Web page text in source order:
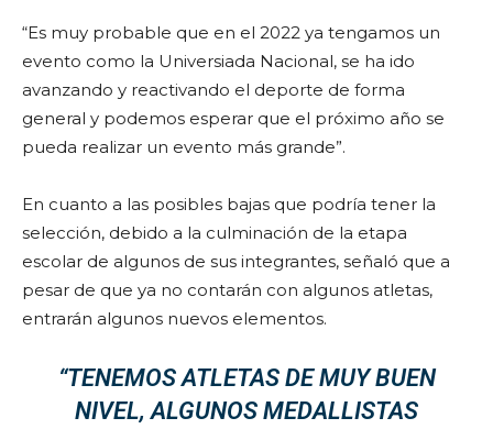
“Es muy probable que en el 2022 ya tengamos un
evento como la Universiada Nacional, se ha ido
avanzando y reactivando el deporte de forma
general y podemos esperar que el próximo año se
pueda realizar un evento más grande”.
En cuanto a las posibles bajas que podría tener la
selección, debido a la culminación de la etapa
escolar de algunos de sus integrantes, señaló que a
pesar de que ya no contarán con algunos atletas,
entrarán algunos nuevos elementos.
“TENEMOS ATLETAS DE MUY BUEN
NIVEL, ALGUNOS MEDALLISTAS